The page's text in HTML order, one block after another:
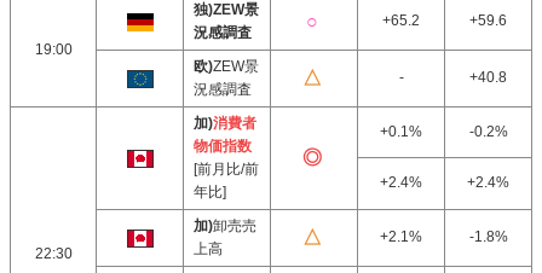
19:00
独)ZEW景
況感調査
+65.2 +59.6
欧)ZEW景
況感調査
- +40.8
22:30
加)消費者
物価指数
[前月比/前
年比]
+0.1% -0.2%
+2.4% +2.4%
加)卸売売
上高
+2.1% -1.8%